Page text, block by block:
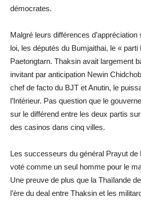
démocrates.
Malgré leurs différences
loi, les députés du Bumjaithai, le « parti
Paetongtarn. Thaksin avait largement
invitant par anticipation Newin
chef de facto du BJT et Anutin, le
l’Intérieur. Pas question que le
sur le différend entre les deux partis
des casinos dans cinq villes.
Les successeurs du général Prayut de
voté comme un seul homme pour le
Une preuve de plus que la Thaïlande
l’ère du deal entre Thaksin et les